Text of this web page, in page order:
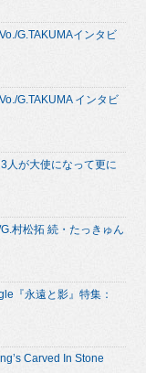
G.TAKUMAインタビ
G.TAKUMA インタビ
人が大使になって更に
村松拓 続・たっきゅん
『永遠と影』特集：
Carved In Stone